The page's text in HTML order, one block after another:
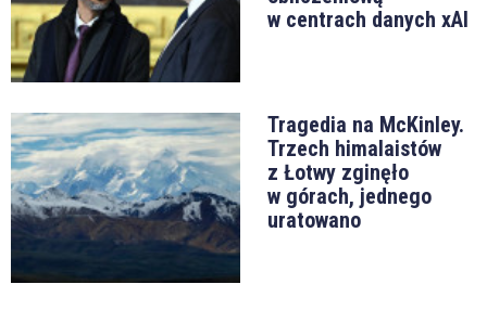
w centrach danych xAI
Tragedia na McKinley.
Trzech himalaistów
z Łotwy zginęło
w górach, jednego
uratowano